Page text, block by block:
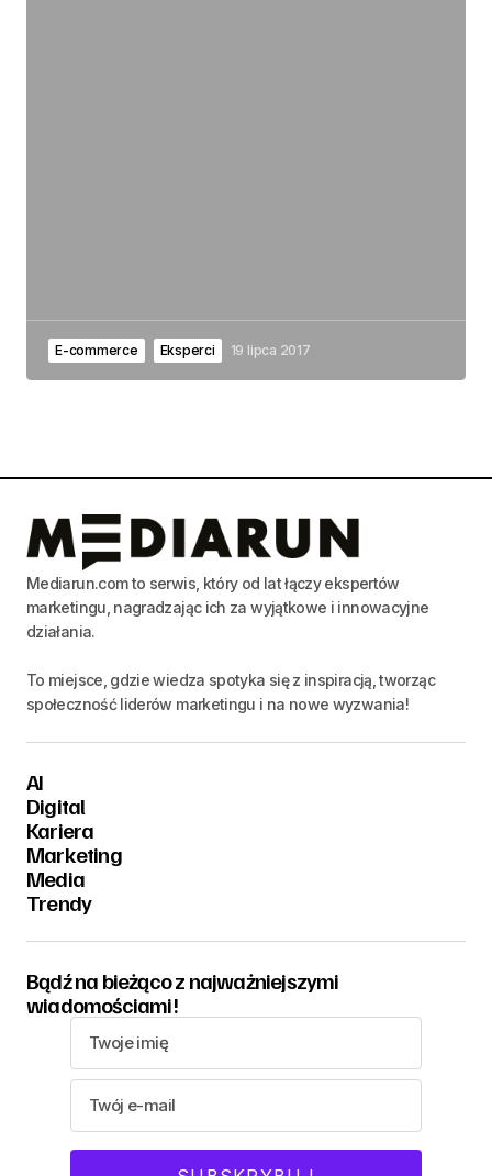
E-commerce Eksperci 19 lipca 2017
Mediarun.com to serwis, który od lat łączy ekspertów
marketingu, nagradzając ich za wyjątkowe i innowacyjne
działania.
To miejsce, gdzie wiedza spotyka się z inspiracją, tworząc
społeczność liderów marketingu i na nowe wyzwania!
AI
Digital
Kariera
Marketing
Media
Trendy
Bądź na bieżąco z najważniejszymi
wiadomościami!